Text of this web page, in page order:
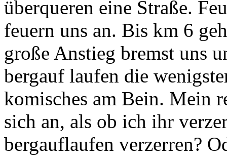
überqueren eine Straße.
feuern uns an. Bis km 6
große Anstieg bremst uns
bergauf laufen die
komisches am Bein. Mein
sich an, als ob ich ihr
bergauflaufen verzerren?